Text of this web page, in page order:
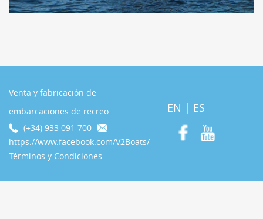
Venta y fabricación de
embarcaciones de recreo
(+34) 933 091 700
https://www.facebook.com/V2Boats/
Términos y Condiciones
EN | ES